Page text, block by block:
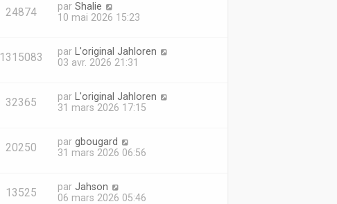
24874 par Shalie
10 mai 2026 15:23
1315083 par
L'original Jahloren
03 avr. 2026 21:31
32365 par
L'original Jahloren
31 mars 2026 17:15
20250 par gbougard
31 mars 2026 06:56
13525 par Jahson
06 mars 2026 05:46